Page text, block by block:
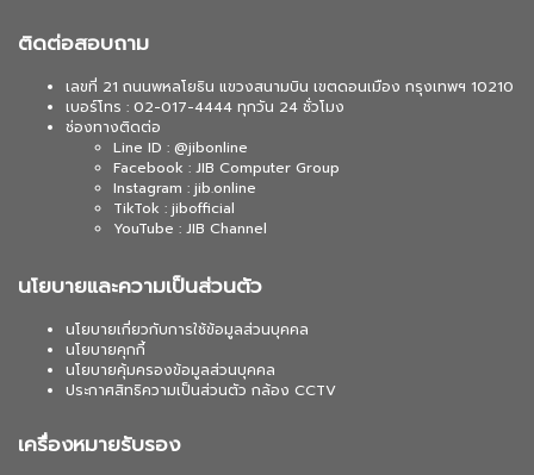
ติดต่อสอบถาม
เลขที่ 21 ถนนพหลโยธิน แขวงสนามบิน เขตดอนเมือง กรุงเทพฯ 10210
เบอร์โทร : 02-017-4444 ทุกวัน 24 ชั่วโมง
ช่องทางติดต่อ
Line ID : @jibonline
Facebook : JIB Computer Group
Instagram : jib.online
TikTok : jibofficial
YouTube : JIB Channel
นโยบายและความเป็นส่วนตัว
นโยบายเกี่ยวกับการใช้ข้อมูลส่วนบุคคล
นโยบายคุกกี้
นโยบายคุ้มครองข้อมูลส่วนบุคคล
ประกาศสิทธิความเป็นส่วนตัว กล้อง CCTV
เครื่องหมายรับรอง